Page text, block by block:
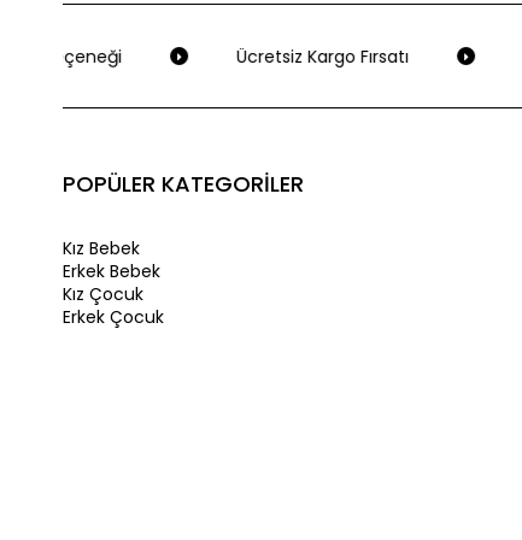
Seçeneği Ücretsiz Kargo Fırsatı
POPÜLER KATEGORİLER
Kız Bebek
Erkek Bebek
Kız Çocuk
Erkek Çocuk